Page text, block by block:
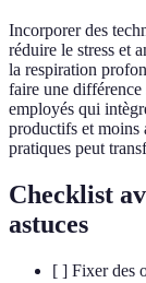
Incorporer des
réduire le stress et
la respiration
faire une
employés qui
productifs et moins
pratiques peut
Checklist
astuces
[ ] Fixer des